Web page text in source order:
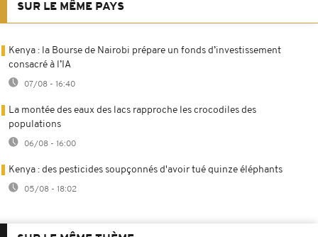
SUR LE MÊME PAYS
Kenya : la Bourse de Nairobi prépare un fonds d’investissement
consacré à l’IA
07/08 - 16:40
La montée des eaux des lacs rapproche les crocodiles des
populations
06/08 - 16:00
Kenya : des pesticides soupçonnés d'avoir tué quinze éléphants
05/08 - 18:02